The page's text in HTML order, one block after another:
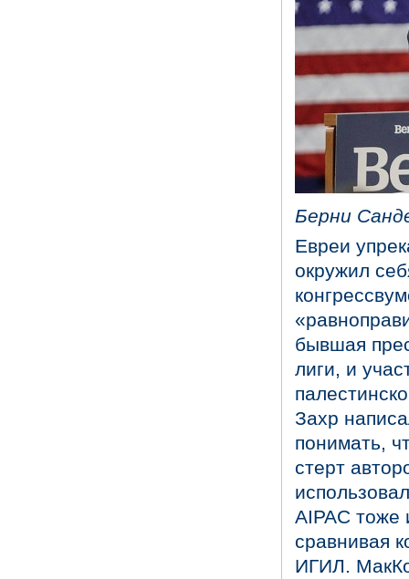
Берни
Евреи
окружил
бывшая
лиги, и
Захр
понимать,
стерт
AIPAC тоже
сравнивая
ИГИЛ.